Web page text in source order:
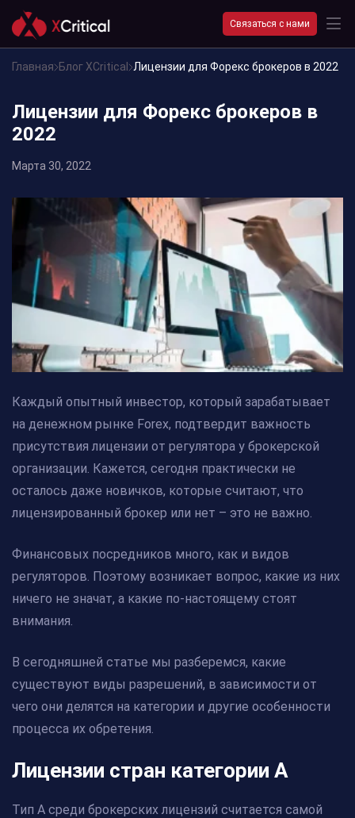
Связаться с нами
Главная Блог XCritical Лицензии для Форекс брокеров в 2022
Лицензии для Форекс брокеров в
2022
Марта 30, 2022
Каждый опытный инвестор, который зарабатывает
на денежном рынке Forex, подтвердит важность
присутствия лицензии от регулятора у брокерской
организации. Кажется, сегодня практически не
осталось даже новичков, которые считают, что
лицензированный брокер или нет – это не важно.
Финансовых посредников много, как и видов
регуляторов. Поэтому возникает вопрос, какие из них
ничего не значат, а какие по-настоящему стоят
внимания.
В сегодняшней статье мы разберемся, какие
существуют виды разрешений, в зависимости от
чего они делятся на категории и другие особенности
процесса их обретения.
Лицензии стран категории А
Тип А среди брокерских лицензий считается самой